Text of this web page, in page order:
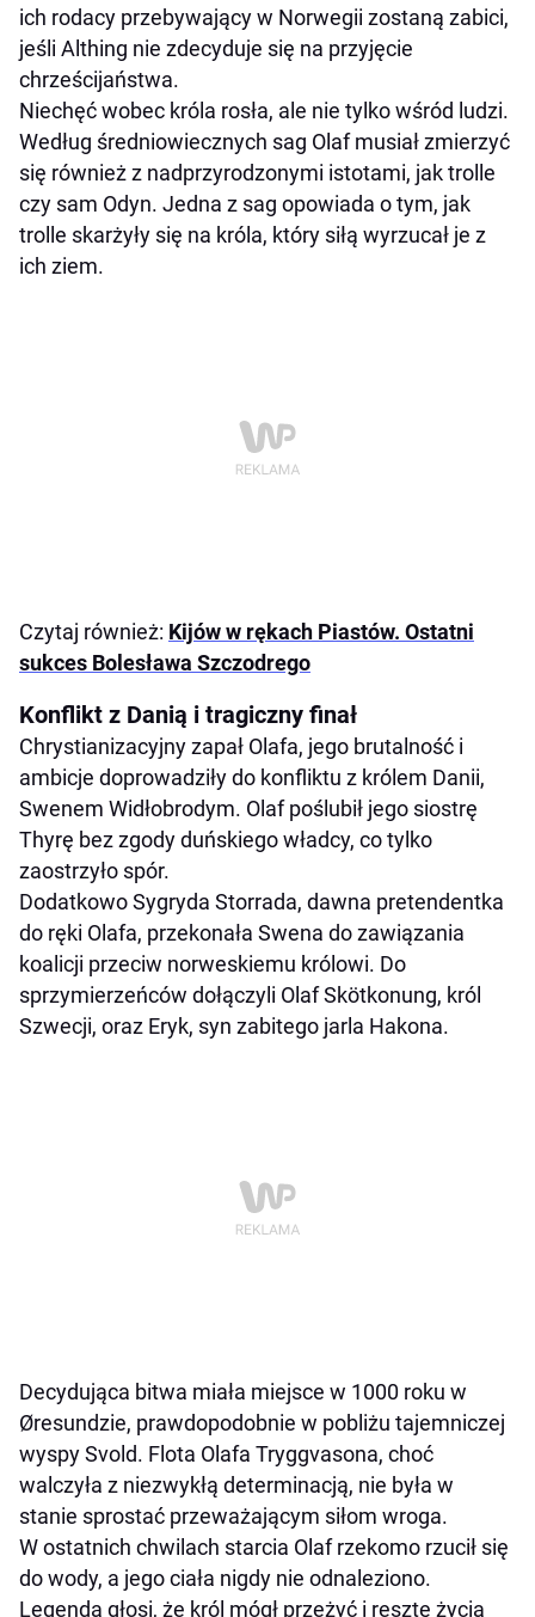
ich rodacy przebywający w Norwegii zostaną zabici,
jeśli Althing nie zdecyduje się na przyjęcie
chrześcijaństwa.
Niechęć wobec króla rosła, ale nie tylko wśród ludzi.
Według średniowiecznych sag Olaf musiał zmierzyć
się również z nadprzyrodzonymi istotami, jak trolle
czy sam Odyn. Jedna z sag opowiada o tym, jak
trolle skarżyły się na króla, który siłą wyrzucał je z
ich ziem.
Czytaj również: Kijów w rękach Piastów. Ostatni
sukces Bolesława Szczodrego
Konflikt z Danią i tragiczny finał
Chrystianizacyjny zapał Olafa, jego brutalność i
ambicje doprowadziły do konfliktu z królem Danii,
Swenem Widłobrodym. Olaf poślubił jego siostrę
Thyrę bez zgody duńskiego władcy, co tylko
zaostrzyło spór.
Dodatkowo Sygryda Storrada, dawna pretendentka
do ręki Olafa, przekonała Swena do zawiązania
koalicji przeciw norweskiemu królowi. Do
sprzymierzeńców dołączyli Olaf Skötkonung, król
Szwecji, oraz Eryk, syn zabitego jarla Hakona.
Decydująca bitwa miała miejsce w 1000 roku w
Øresundzie, prawdopodobnie w pobliżu tajemniczej
wyspy Svold. Flota Olafa Tryggvasona, choć
walczyła z niezwykłą determinacją, nie była w
stanie sprostać przeważającym siłom wroga.
W ostatnich chwilach starcia Olaf rzekomo rzucił się
do wody, a jego ciała nigdy nie odnaleziono.
Legenda głosi, że król mógł przeżyć i resztę życia